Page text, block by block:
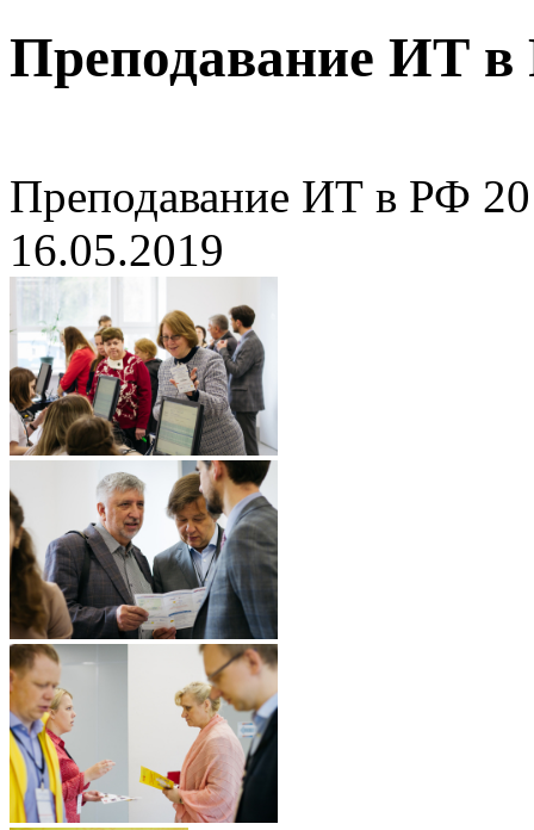
Преподавание ИТ в
Преподавание ИТ в РФ
16.05.2019